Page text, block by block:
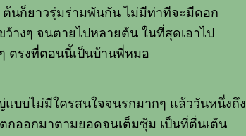
นก็ยาวรุ่มร่ามพันกัน ไม่มีท่าทีจะมีดอก
างๆ จนตายไปหลายต้น ในที่สุดเอาไป
ตรงที่ตอนนี้เป็นบ้านพี่หมอ
บบไม่มีใครสนใจจนรกมากๆ แล้ววันหนึ่งถึง
กออกมาตามยอดจนเต็มซุ้ม เป็นที่ตื่นเต้น